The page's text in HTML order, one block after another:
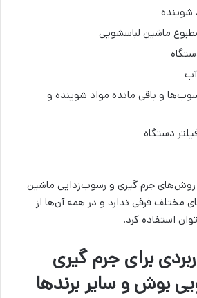
ماشین لباسشویی
و باقی مانده مواد شوینده و
دستگاه
روش‌های جرم گیری و رسوب‌زدایی ماشین
مختلف فرقی ندارد و در همه آن‌ها از
استفاده کرد.
برای جرم گیری
بوش و سایر برندها